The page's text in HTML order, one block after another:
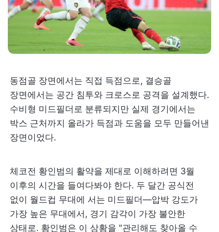
동점골 장면에서는 직접 득점으로, 결승골
장면에서는 공간 침투와 크로스로 공격을 설계했다.
수비형 미드필더로 분류되지만 실제 경기에서는
박스 근처까지 올라가 득점과 도움을 모두 만들어낸
장면이었다.
체코전 황인범의 활약을 제대로 이해하려면 3월
이후의 시간을 들여다봐야 한다. 두 달간 공식전
없이 월드컵 무대에 서는 미드필더—압박 강도가
가장 높은 무대에서, 경기 감각이 가장 불안한
상태로. 황인범은 이 상황을 "관리해도 찾아올 수